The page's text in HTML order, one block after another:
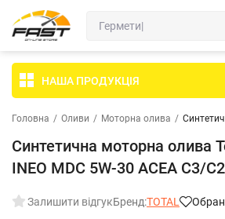
НАША ПРОДУКЦІЯ
Головна / Оливи / Моторна олива /
Синтетична моторна олива
INEO MDC 5W-30 ACEA C3/
Залишити відгукБренд:TOTAL